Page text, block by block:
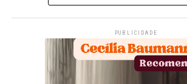
PUBLICIDADE